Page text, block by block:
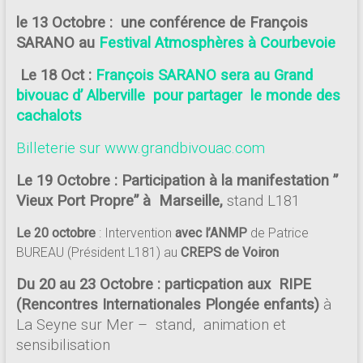
le 13 Octobre : une conférence de François
SARANO au Festival Atmosphères à Courbevoie
Le 18 Oct : François SARANO sera au Grand
bivouac d’ Alberville pour partager le monde des
cachalots
Billeterie sur www.grandbivouac.com
Le 19 Octobre : Participation à la manifestation ”
Vieux Port Propre” à Marseille,stand L181
Le 20 octobre: Intervention avec l’ANMP de Patrice
BUREAU (Président L181) au CREPS de Voiron
Du 20 au 23 Octobre : particpation aux RIPE
(Rencontres Internationales Plongée enfants) à
La Seyne sur Mer – stand, animation et
sensibilisation